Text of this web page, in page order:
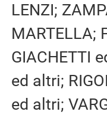
LENZI;
MARTELLA;
GIACHETTI
ed altri;
ed altri;